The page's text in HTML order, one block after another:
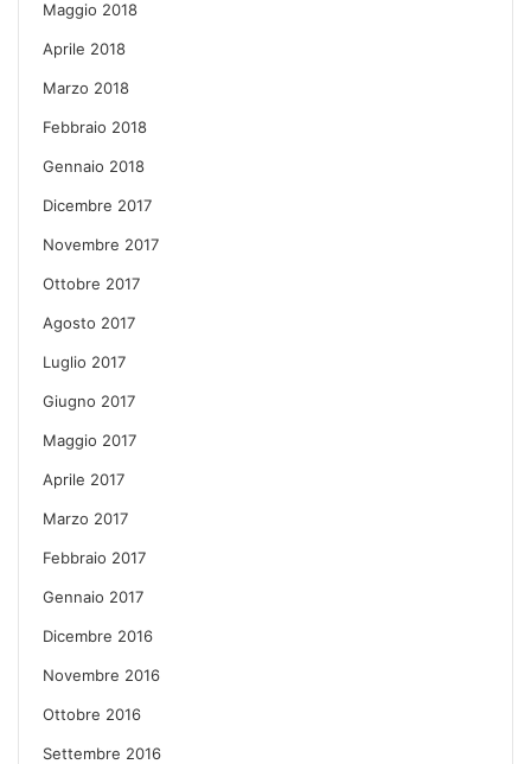
Maggio 2018
Aprile 2018
Marzo 2018
Febbraio 2018
Gennaio 2018
Dicembre 2017
Novembre 2017
Ottobre 2017
Agosto 2017
Luglio 2017
Giugno 2017
Maggio 2017
Aprile 2017
Marzo 2017
Febbraio 2017
Gennaio 2017
Dicembre 2016
Novembre 2016
Ottobre 2016
Settembre 2016